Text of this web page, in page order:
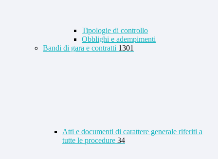
Tipologie di controllo
Obblighi e adempimenti
Bandi di gara e contratti 1301
Atti e documenti di carattere generale riferiti a
tutte le procedure 34